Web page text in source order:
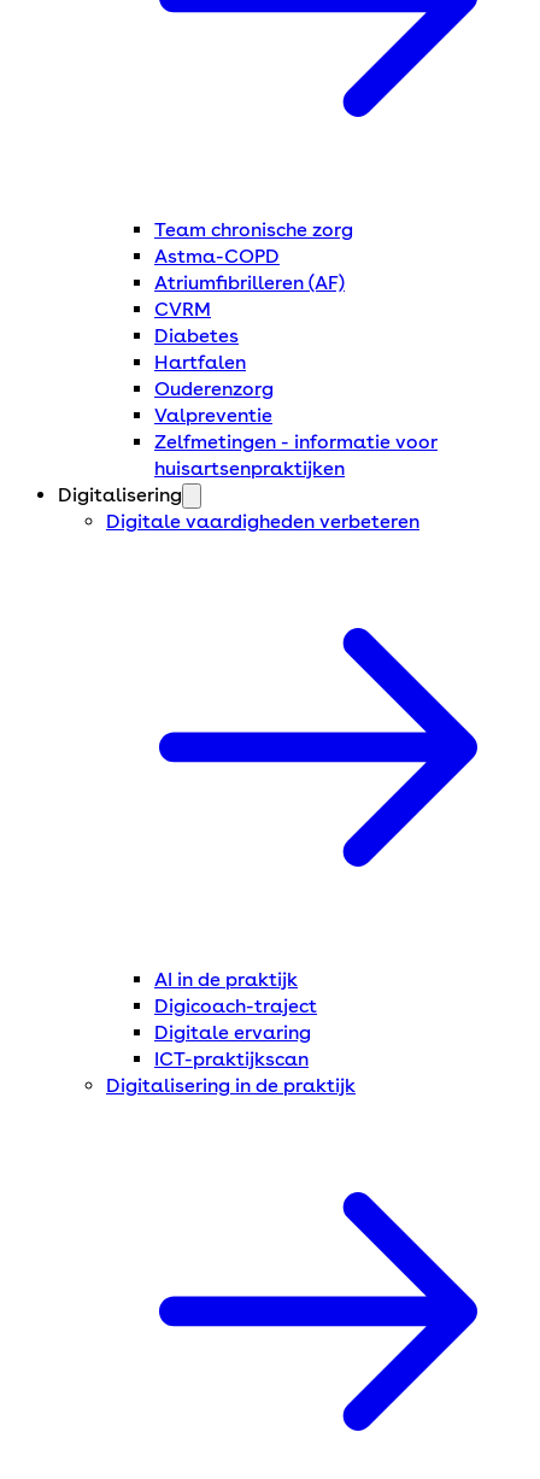
Team chronische zorg
Astma-COPD
Atriumfibrilleren (AF)
CVRM
Diabetes
Hartfalen
Ouderenzorg
Valpreventie
Zelfmetingen - informatie voor
huisartsenpraktijken
Digitalisering
Digitale vaardigheden verbeteren
AI in de praktijk
Digicoach-traject
Digitale ervaring
ICT-praktijkscan
Digitalisering in de praktijk